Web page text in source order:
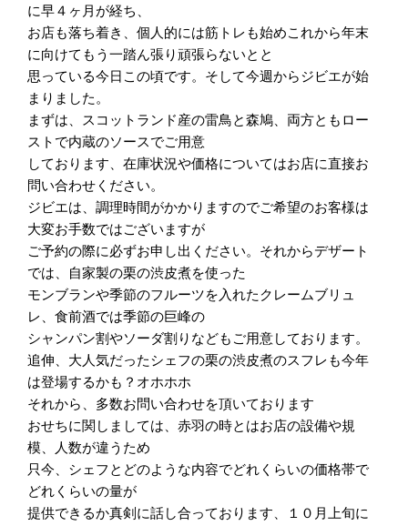
に早４ヶ月が経ち、
お店も落ち着き、個人的には筋トレも始めこれから年末
に向けてもう一踏ん張り頑張らないとと
思っている今日この頃です。そして今週からジビエが始
まりました。
まずは、スコットランド産の雷鳥と森鳩、両方ともロー
ストで内蔵のソースでご用意
しております、在庫状況や価格についてはお店に直接お
問い合わせください。
ジビエは、調理時間がかかりますのでご希望のお客様は
大変お手数ではございますが
ご予約の際に必ずお申し出ください。それからデザート
では、自家製の栗の渋皮煮を使った
モンブランや季節のフルーツを入れたクレームブリュ
レ、食前酒では季節の巨峰の
シャンパン割やソーダ割りなどもご用意しております。
追伸、大人気だったシェフの栗の渋皮煮のスフレも今年
は登場するかも？オホホホ
それから、多数お問い合わせを頂いております
おせちに関しましては、赤羽の時とはお店の設備や規
模、人数が違うため
只今、シェフとどのような内容でどれくらいの価格帯で
どれくらいの量が
提供できるか真剣に話し合っております、１０月上旬に